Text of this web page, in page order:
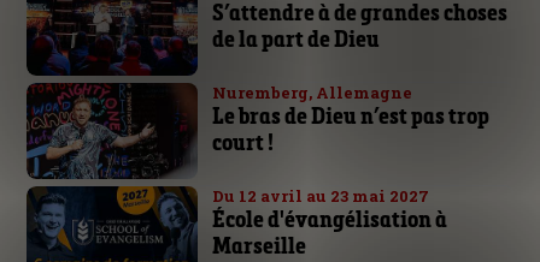
S’attendre à de grandes choses
de la part de Dieu
Nuremberg, Allemagne
Le bras de Dieu n’est pas trop
court !
Du 12 avril au 23 mai 2027
École d'évangélisation à
Marseille